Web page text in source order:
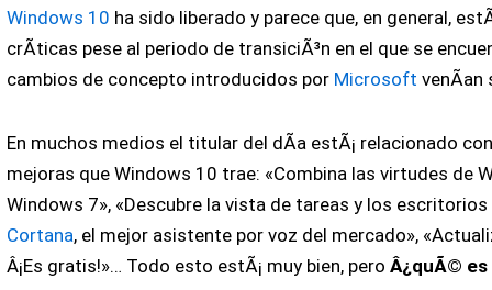
Windows 10 ha sido liberado y parece que, en general,
crÃ­ticas pese al periodo de transiciÃ³n en el que se
cambios de concepto introducidos por Microsoft venÃ­an
En muchos medios el titular del dÃ­a estÃ¡ relacionado
mejoras que Windows 10 trae: «Combina las virtudes de
Windows 7», «Descubre la vista de tareas y los escritorios
Cortana, el mejor asistente por voz del mercado»,
Â¡Es gratis!»… Todo esto estÃ¡ muy bien, peroÂ¿quÃ© es